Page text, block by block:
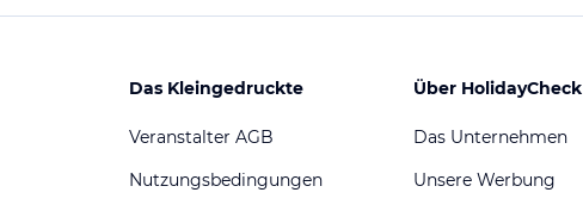
Das Kleingedruckte
Veranstalter AGB
Nutzungsbedingungen
Über HolidayCheck
Das Unternehmen
Unsere Werbung